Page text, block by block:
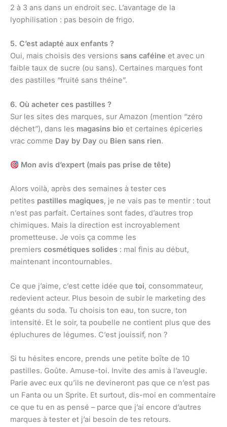
2 à 3 ans dans un endroit sec. L’avantage de la
lyophilisation : pas besoin de frigo.
5. C’est adapté aux enfants ?
Oui, mais choisis des versions sans caféine et avec un
faible taux de sucre (ou sans). Certaines marques font
des pastilles “fruité sans théine”.
6. Où acheter ces pastilles ?
Sur les sites des marques, sur Amazon (mention “zéro
déchet”), dans les magasins bio et certaines épiceries
vrac comme Day by Day ou Bien sans rien.
Mon avis d’expert (mais pas prise de tête)
Alors voilà, après des semaines à tester ces
petites pastilles magiques, je ne vais pas te mentir : tout
n’est pas parfait. Certaines sont fades, d’autres trop
chimiques. Mais la direction est incroyablement
prometteuse. Je vois ça comme les
premiers cosmétiques solides : mal finis au début,
maintenant incontournables.
Ce que j’aime, c’est cette idée que toi, consommateur,
redevient acteur. Plus besoin de subir le marketing des
géants du soda. Tu choisis ton eau, ton sucre, ton
intensité. Et le soir, ta poubelle ne contient plus que des
épluchures de légumes. C’est jouissif, non ?
Si tu hésites encore, prends une petite boîte de 10
pastilles. Goûte. Amuse-toi. Invite des amis à l’aveugle.
Parie avec eux qu’ils ne devineront pas que ce n’est pas
un Fanta ou un Sprite. Et surtout, dis-moi en commentaire
ce que tu en as pensé – parce que j’ai encore d’autres
marques à tester et j’ai besoin de tes retours.